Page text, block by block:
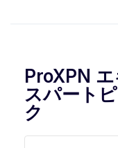
ProXPN エ
スパート
ク